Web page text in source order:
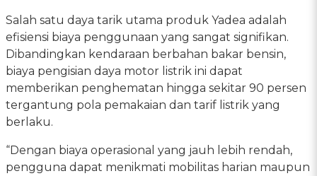
Salah satu daya tarik utama produk Yadea adalah
efisiensi biaya penggunaan yang sangat signifikan.
Dibandingkan kendaraan berbahan bakar bensin,
biaya pengisian daya motor listrik ini dapat
memberikan penghematan hingga sekitar 90 persen
tergantung pola pemakaian dan tarif listrik yang
berlaku.
“Dengan biaya operasional yang jauh lebih rendah,
pengguna dapat menikmati mobilitas harian maupun